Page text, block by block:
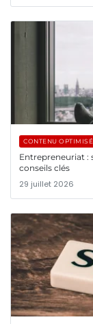
CONTENU OPTIMISÉ
Entrepreneuriat :
conseils clés
29 juillet 2026